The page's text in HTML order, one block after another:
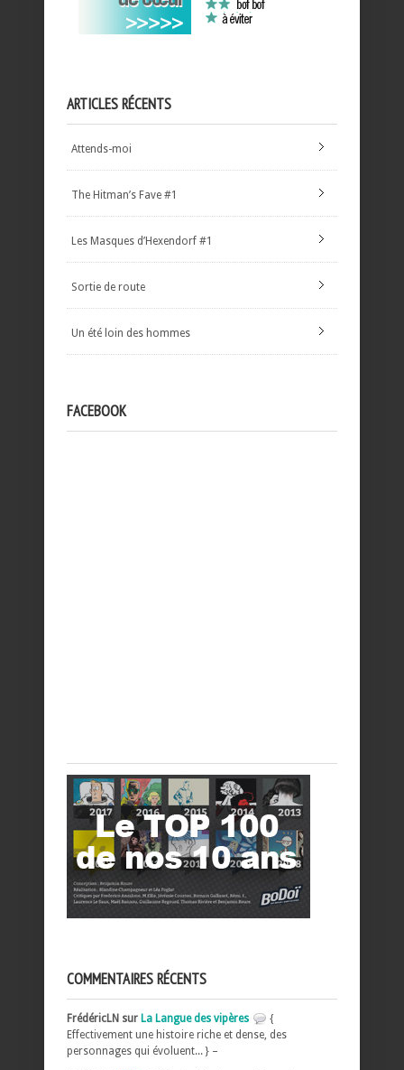
ARTICLES RÉCENTS
Attends-moi
The Hitman’s Fave #1
Les Masques d’Hexendorf #1
Sortie de route
Un été loin des hommes
FACEBOOK
COMMENTAIRES RÉCENTS
FrédéricLN sur La Langue des vipères
{
Effectivement une histoire riche et dense, des
personnages qui évoluent... } –